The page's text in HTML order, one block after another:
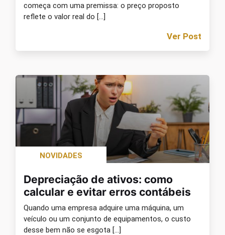
começa com uma premissa: o preço proposto
reflete o valor real do […]
Ver Post
NOVIDADES
Depreciação de ativos: como
calcular e evitar erros contábeis
Quando uma empresa adquire uma máquina, um
veículo ou um conjunto de equipamentos, o custo
desse bem não se esgota […]